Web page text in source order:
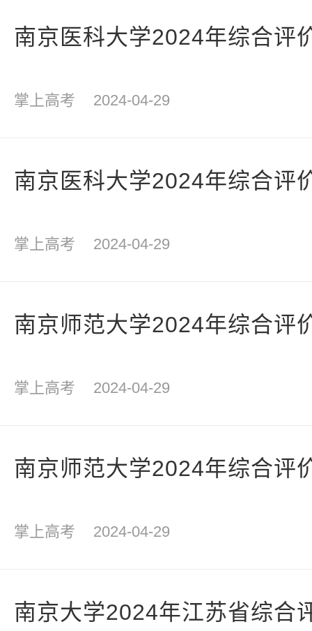
南京医科大学2024年综合评
掌上高考 2024-04-29
南京医科大学2024年综合评
掌上高考 2024-04-29
南京师范大学2024年综合评
掌上高考 2024-04-29
南京师范大学2024年综合评
掌上高考 2024-04-29
南京大学2024年江苏省综合